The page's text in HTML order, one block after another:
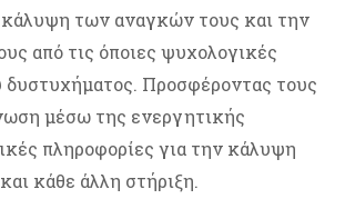
κάλυψη των αναγκών τους και την
από τις όποιες ψυχολογικές
δυστυχήματος. Προσφέροντας τους
μέσω της ενεργητικής
πληροφορίες για την κάλυψη
κάθε άλλη στήριξη.